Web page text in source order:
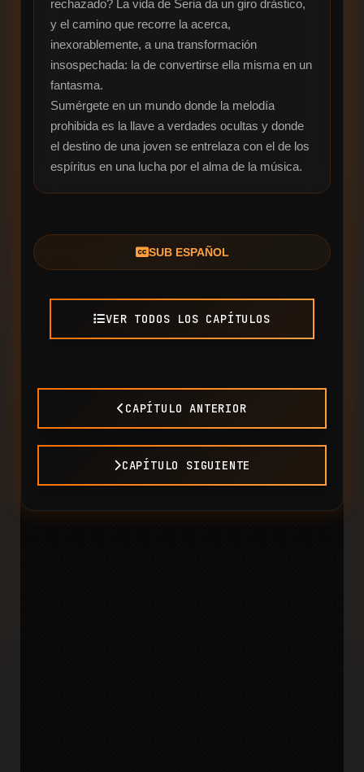
rechazado? La vida de Seria da un giro drástico,
y el camino que recorre la acerca,
inexorablemente, a una transformación
insospechada: la de convertirse ella misma en un
fantasma.
Sumérgete en un mundo donde la melodía
prohibida es la llave a verdades ocultas y donde
el destino de una joven se entrelaza con el de los
espíritus en una lucha por el alma de la música.
SUB ESPAÑOL
VER TODOS LOS CAPÍTULOS
CAPÍTULO ANTERIOR
CAPÍTULO SIGUIENTE